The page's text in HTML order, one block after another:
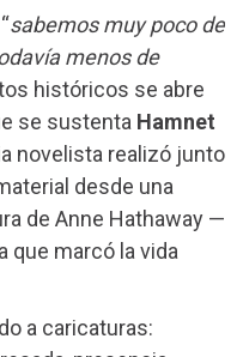
sabemos muy poco de
menos de
históricos se abre
se sustenta Hamnet
novelista realizó junto
desde una
de Anne Hathaway —
que marcó la vida
a caricaturas: